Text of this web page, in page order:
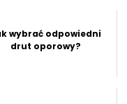
wybrać odpowiedni
drut oporowy?